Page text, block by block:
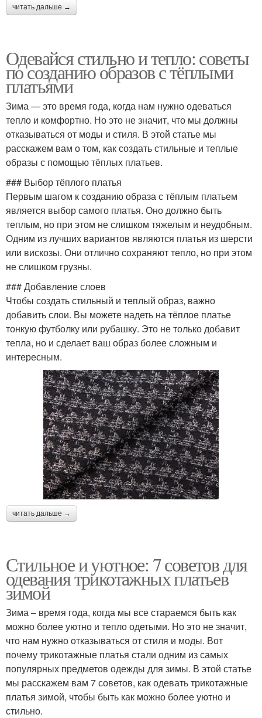
читать дальше →
Одевайся стильно и тепло: советы
по созданию образов с тёплыми
платьями
Зима — это время года, когда нам нужно одеваться
тепло и комфортно. Но это не значит, что мы должны
отказываться от моды и стиля. В этой статье мы
расскажем вам о том, как создать стильные и теплые
образы с помощью тёплых платьев.
### Выбор тёплого платья
Первым шагом к созданию образа с тёплым платьем
является выбор самого платья. Оно должно быть
теплым, но при этом не слишком тяжелым и неудобным.
Одним из лучших вариантов являются платья из шерсти
или вискозы. Они отлично сохраняют тепло, но при этом
не слишком грузны.
### Добавление слоев
Чтобы создать стильный и теплый образ, важно
добавить слои. Вы можете надеть на тёплое платье
тонкую футболку или рубашку. Это не только добавит
тепла, но и сделает ваш образ более сложным и
интересным.
читать дальше →
Стильное и уютное: 7 советов для
одевания трикотажных платьев
зимой
Зима – время года, когда мы все стараемся быть как
можно более уютно и тепло одетыми. Но это не значит,
что нам нужно отказываться от стиля и моды. Вот
почему трикотажные платья стали одним из самых
популярных предметов одежды для зимы. В этой статье
мы расскажем вам 7 советов, как одевать трикотажные
платья зимой, чтобы быть как можно более уютно и
стильно.